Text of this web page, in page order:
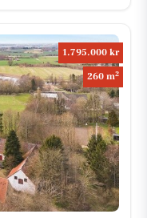
1.795.000 kr
260 m2